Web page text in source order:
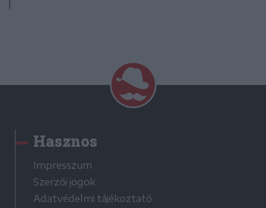
Hasznos
Impresszum
Szerzői jogok
Adatvédelmi tájékoztató